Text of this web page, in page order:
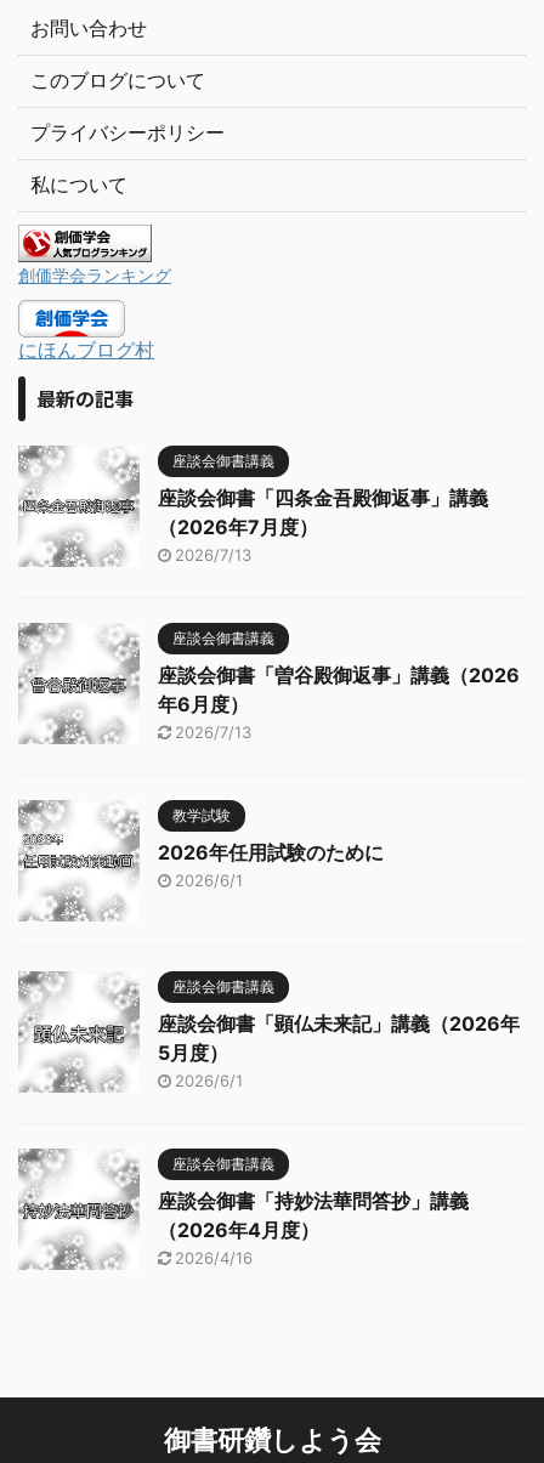
お問い合わせ
このブログについて
プライバシーポリシー
私について
創価学会ランキング
にほんブログ村
最新の記事
座談会御書講義
座談会御書「四条金吾殿御返事」講義
（2026年7月度）
2026/7/13
座談会御書講義
座談会御書「曽谷殿御返事」講義（2026
年6月度）
2026/7/13
教学試験
2026年任用試験のために
2026/6/1
座談会御書講義
座談会御書「顕仏未来記」講義（2026年
5月度）
2026/6/1
座談会御書講義
座談会御書「持妙法華問答抄」講義
（2026年4月度）
2026/4/16
御書研鑽しよう会